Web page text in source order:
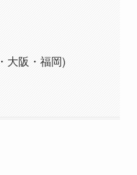
大阪・福岡)